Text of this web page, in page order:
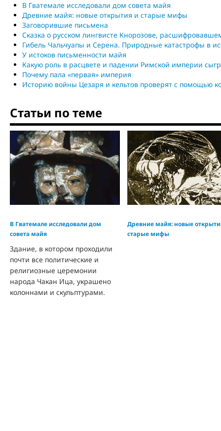
В Гватемале исследовали дом совета майя
Древние майя: новые открытия и старые мифы
Заговорившие письмена
Сказка о русском лингвисте Кнорозове,
Гибель Чальчуапы и Серена. Природные катастрофы в
У истоков письменности майя
Какую роль в расцвете и падении Римской империи
Почему пала «первая» империя
Историю войны Цезаря и кельтов проверят с помощью
Статьи по теме
В Гватемале исследовали дом
совета майя
Здание, в котором проходили
почти все политические и
религиозные церемонии
народа Чакан Ица, украшено
колоннами и скульптурами.
Древние майя: новые
старые мифы